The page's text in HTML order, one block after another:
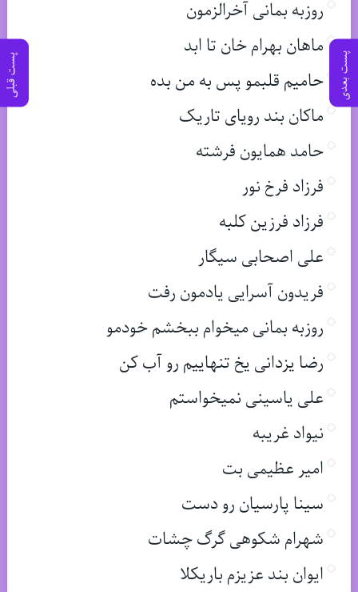
پست بعدی پست قبلی
روزبه بمانی آخرالزمون
ماهان بهرام خان تا ابد
حامیم قلبمو پس به من بده
ماکان بند رویای تاریک
حامد همایون فرشته
فرزاد فرخ نور
فرزاد فرزین کلبه
علی اصحابی سیگار
فریدون آسرایی یادمون رفت
روزبه بمانی میخوام ببخشم خودمو
رضا یزدانی یخ تنهاییم رو آب کن
علی یاسینی نمیخواستم
نیواد غریبه
امیر عظیمی بت
سینا پارسیان رو دست
شهرام شکوهی گرگ چشات
ایوان بند عزیزم باریکلا